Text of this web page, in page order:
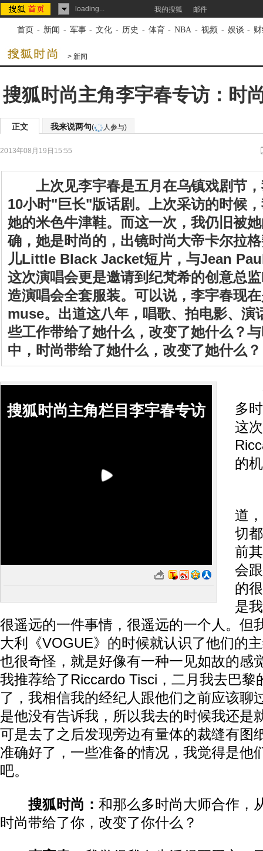
loading... 我的搜狐 邮件
首页 - 新闻 - 军事 - 文化 - 历史 - 体育 - NBA - 视频 - 娱谈 -
> 新闻
搜狐时尚主角李宇春专访：时
正文 我来说两句( 人参与)
2013年08月19日15:55
上次见李宇春是五月在乌镇戏剧节
10小时"巨长"版话剧。上次采访的时候
她的米色牛津鞋。而这一次，我仍旧被
确，她是时尚的，出镜时尚大帝卡尔拉
儿Little Black Jacket短片，与Jean
这次演唱会更是邀请到纪梵希的创意总
造演唱会全套服装。可以说，李宇春现
muse。出道这八年，唱歌、拍电影、演
些工作带给了她什么，改变了她什么？
中，时尚带给了她什么，改变了她什么？
搜狐时尚主角栏目李宇春专访
多
这
的
道
切
前
会
的
是
很遥远的一件事情，很遥远的一个人。但
大利《VOGUE》的时候就认识了他们的
也很奇怪，就是好像有一种一见如故的感
我推荐给了Riccardo Tisci，二月我去巴黎
了，我相信我的经纪人跟他们之前应该聊
是他没有告诉我，所以我去的时候我还是
可是去了之后发现旁边有量体的裁缝有图
准确好了，一些准备的情况，我觉得是他
吧。
搜狐时尚： 和那么多时尚大师合作，
时尚带给了你，改变了你什么？